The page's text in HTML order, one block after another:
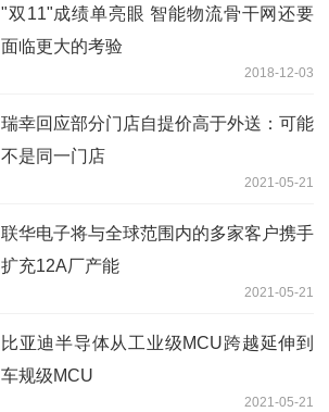
"双11"成绩单亮眼 智能物流骨干网还要
面临更大的考验
2018-12-03
瑞幸回应部分门店自提价高于外送：可能
不是同一门店
2021-05-21
联华电子将与全球范围内的多家客户携手
扩充12A厂产能
2021-05-21
比亚迪半导体从工业级MCU跨越延伸到
车规级MCU
2021-05-21